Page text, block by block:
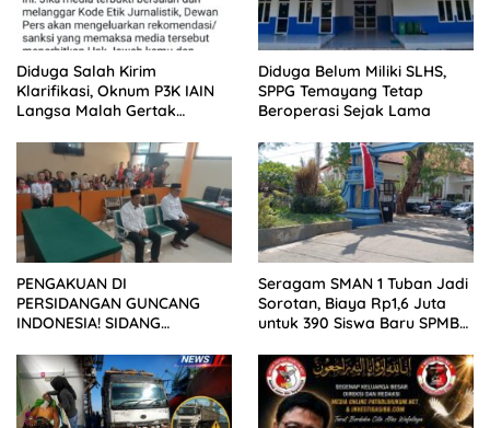
Diduga Salah Kirim
Klarifikasi, Oknum P3K IAIN
Langsa Malah Gertak
Diduga Belum Miliki SLHS,
SPPG Temayang Tetap
Beroperasi Sejak Lama
PENGAKUAN DI
PERSIDANGAN GUNCANG
INDONESIA! SIDANG
KELUARGA KORBAN
MENGAMUK DI PN MALANG
Seragam SMAN 1 Tuban Jadi
Sorotan, Biaya Rp1,6 Juta
untuk 390 Siswa Baru SPMB